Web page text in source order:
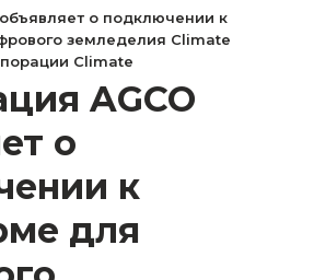
о подключении к
земледелия Climate
Climate
AGCO
о
к
для